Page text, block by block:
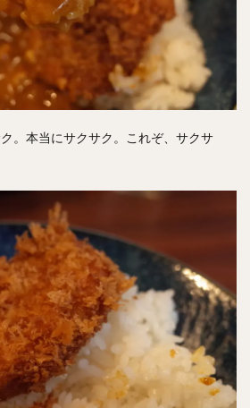
。本当にサクサク。これぞ、サクサ